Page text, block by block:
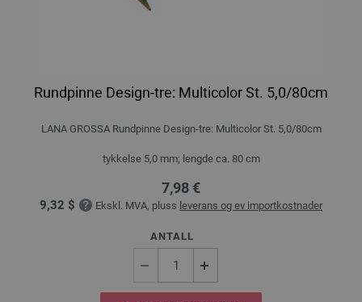
Rundpinne Design-tre: Multicolor St. 5,0/80cm
LANA GROSSA Rundpinne Design-tre: Multicolor St. 5,0/80cm
tykkelse 5,0 mm; lengde ca. 80 cm
7,98 €
9,32 $ Ekskl. MVA, pluss leverans og ev importkostnader
ANTALL